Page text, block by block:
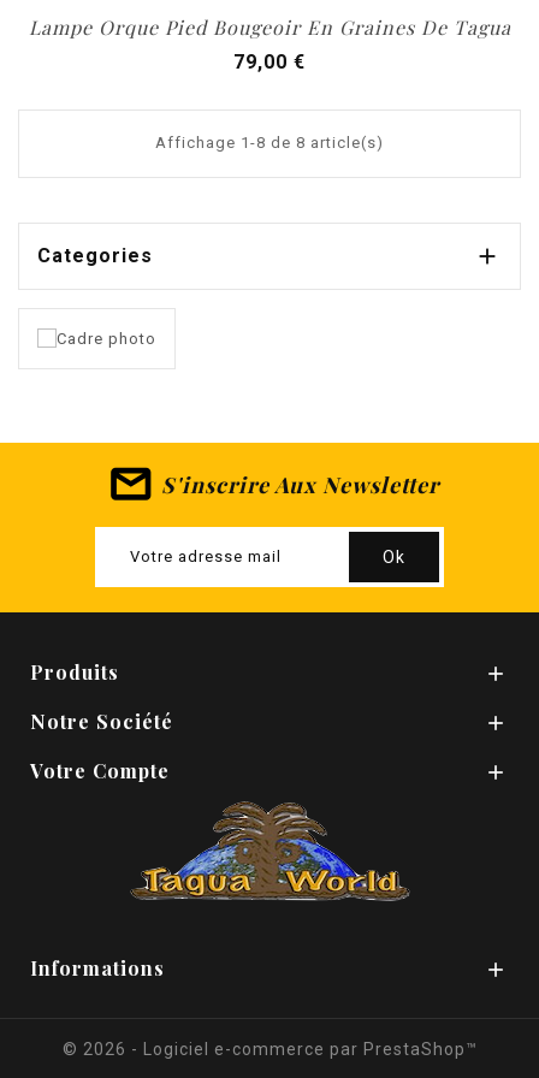
Lampe Orque Pied Bougeoir En Graines De Tagua
79,00 €
Affichage 1-8 de 8 article(s)
Categories 
S'inscrire Aux Newsletter
Produits 
Notre Société 
Votre Compte 
Informations 
© 2026 - Logiciel e-commerce par PrestaShop™